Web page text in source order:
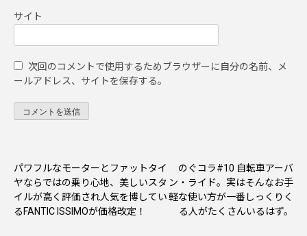
サイト
次回のコメントで使用するためブラウザーに自分の名前、メ
ールアドレス、サイトを保存する。
投
稿
ナ
パワフルなモーターとファットタイ
ヤならではの乗り心地、美しいスタ
イルが高く評価され人気を博してい
るFANTIC ISSIMOが価格改定！
のぐコラ#10 自転車アーバ
ン・ライド。実はそんなお手
軽な使い方が一番しっくりく
る人がたくさんいるはず。